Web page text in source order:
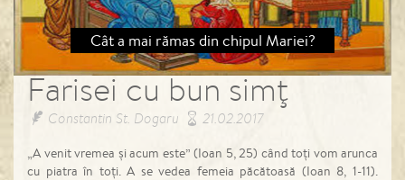
Cât a mai rămas din chipul Mariei?
Farisei cu bun simţ
Constantin St. Dogaru 21.02.2017
„A venit vremea și acum este” (Ioan 5, 25) când toți vom arunca
cu piatra în toți. A se vedea femeia păcătoasă (Ioan 8, 1-11).